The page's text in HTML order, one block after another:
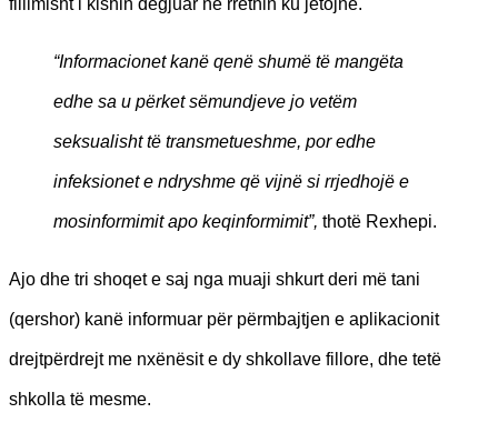
“Informacionet kanë qenë shumë të mangëta
edhe sa u përket sëmundjeve jo vetëm
seksualisht të transmetueshme, por edhe
infeksionet e ndryshme që vijnë si rrjedhojë e
mosinformimit apo keqinformimit”, thotë Rexhepi.
Ajo dhe tri shoqet e saj nga muaji shkurt deri më tani
(qershor) kanë informuar për përmbajtjen e aplikacionit
drejtpërdrejt me nxënësit e dy shkollave fillore, dhe tetë
shkolla të mesme.